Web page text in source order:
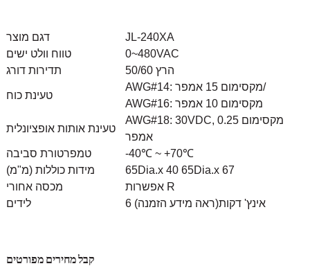
דגם מוצר
JL-240XA
טווח וולט ישים
0~480VAC
תדירות דורג
50/60 הרץ
טעינת כוח
AWG#14: מקסימום 15 אמפר/
AWG#16: מקסימום 10 אמפר
טעינת אותות אופציונלית
AWG#18: 30VDC, מקסימום 0.25
אמפר
טמפרטורת סביבה
-40℃ ~ +70℃
מידות כוללות (מ"מ)
65Dia.x 40 65Dia.x 67
מכסה אחורי
אפשרות R
לידים
6 אינץ' דקות(ראה מידע הזמנה)
קבל מחירים מפורטים